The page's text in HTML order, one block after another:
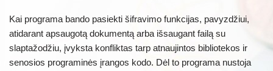
Kai programa bando pasiekti šifravimo funkcijas, pavyzdžiui,
atidarant apsaugotą dokumentą arba išsaugant failą su
slaptažodžiu, įvyksta konfliktas tarp atnaujintos bibliotekos ir
senosios programinės įrangos kodo. Dėl to programa nustoja